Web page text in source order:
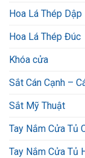
Hoa Lá Thép Dập
Hoa Lá Thép Đúc
Khóa cửa
Sắt Cán Cạnh –
Sắt Mỹ Thuật
Tay Nắm Cửa Tủ
Tay Nắm Cửa Tủ